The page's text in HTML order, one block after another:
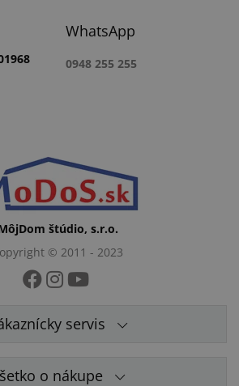
WhatsApp
0948 255 255
štúdio, s.r.o.
© 2011 - 2023
servis
o nákupe